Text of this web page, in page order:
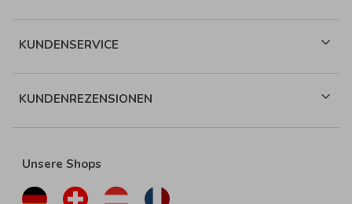
KUNDENSERVICE
KUNDENREZENSIONEN
Unsere Shops